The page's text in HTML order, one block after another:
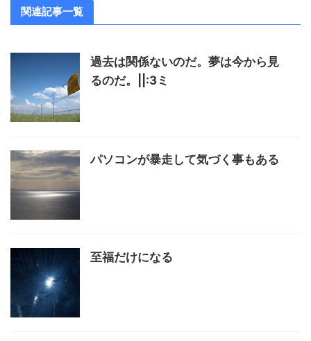
関連記事一覧
過去は関係ないのだ。夢は今から見
るのだ。||:3ミ
パソコンが暴走して気づく事もある
至福だけになる